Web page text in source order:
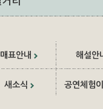
매표안내 해설안
새소식 공연체험